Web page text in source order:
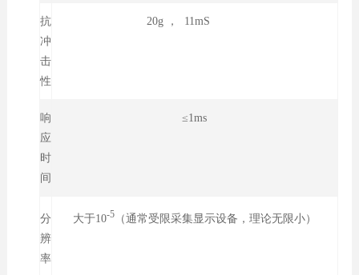
抗
冲
击
性
20g ， 11mS
响
应
时
间
≤1ms
分
辨
率
大于10-5（通常受限采集显示设备，理论无限小）